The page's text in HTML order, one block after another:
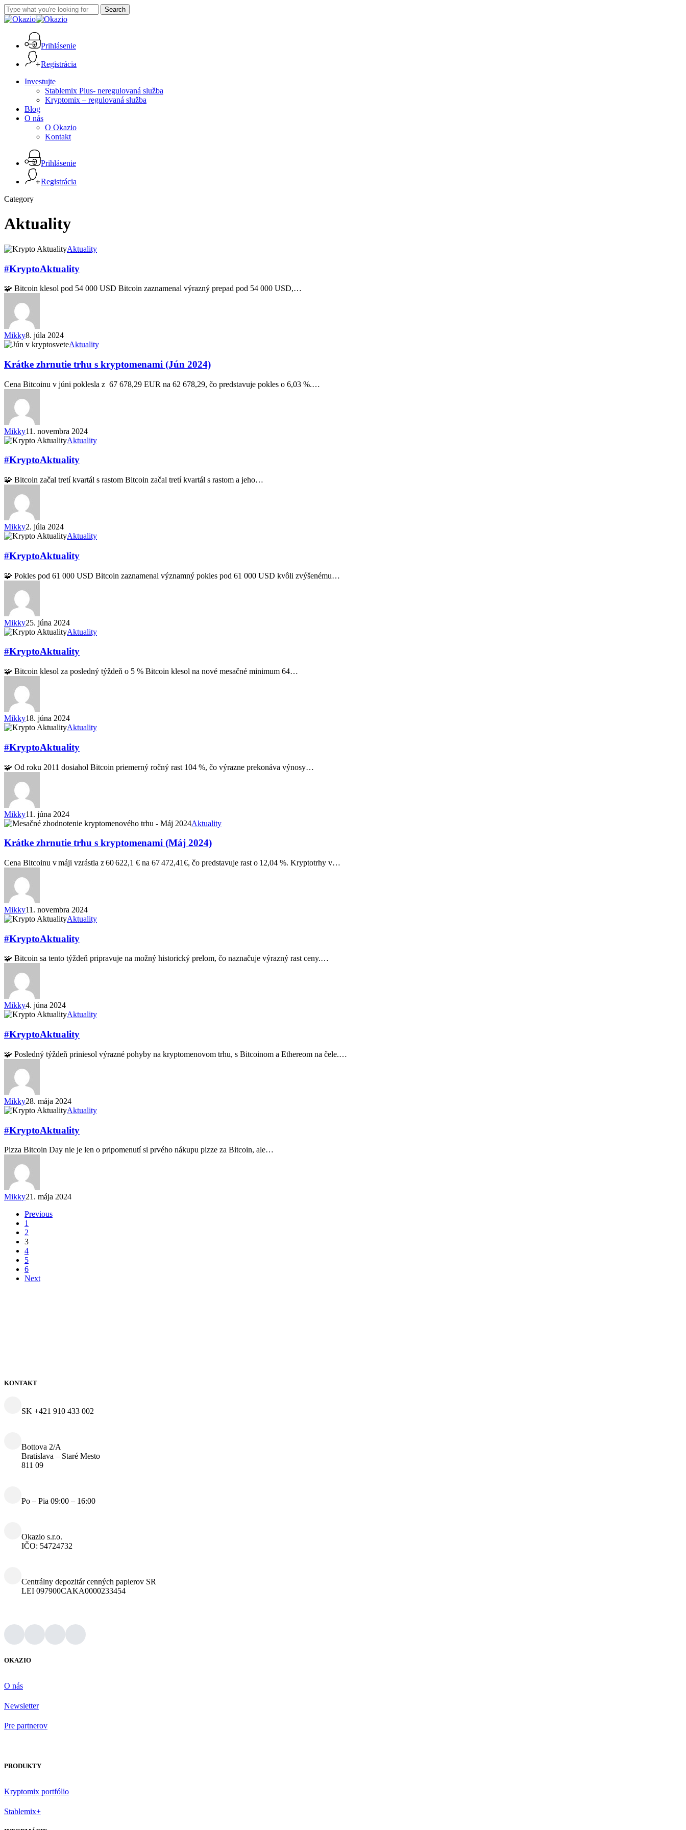
Skip
to
Search
Close
Prihlásenie
Registrácia
Menu
Investujte
Stablemix Plus- neregulovaná služba
Kryptomix – regulovaná služba
Blog
O nás
O Okazio
Kontakt
Prihlásenie
Registrácia
Category
Aktuality
#KryptoAktuality Aktuality
#KryptoAktuality
🧩 Bitcoin klesol pod 54 000 USD Bitcoin zaznamenal výrazný prepad pod 54 000 USD,…
Mikky8. júla 2024
Krátke
trhu
s
kryptomenami
(Jún
2024)
Aktuality
Krátke zhrnutie trhu s kryptomenami (Jún 2024)
Cena Bitcoinu v júni poklesla z 67 678,29 EUR na 62 678,29, čo predstavuje pokles o 6,03 %.…
Mikky11. novembra 2024
#KryptoAktuality
Aktuality
#KryptoAktuality
🧩 Bitcoin začal tretí kvartál s rastom Bitcoin začal tretí kvartál s rastom a jeho…
Mikky2. júla 2024
#KryptoAktuality
Aktuality
#KryptoAktuality
🧩 Pokles pod 61 000 USD Bitcoin zaznamenal významný pokles pod 61 000 USD kvôli zvýšenému…
Mikky25. júna 2024
#KryptoAktuality
Aktuality
#KryptoAktuality
🧩 Bitcoin klesol za posledný týždeň o 5 % Bitcoin klesol na nové mesačné minimum 64…
Mikky18. júna 2024
#KryptoAktuality
Aktuality
#KryptoAktuality
🧩 Od roku 2011 dosiahol Bitcoin priemerný ročný rast 104 %, čo výrazne prekonáva výnosy…
Mikky11. júna 2024
Krátke
trhu
kryptomenami
(Máj
2024)
Aktuality
Krátke zhrnutie trhu s kryptomenami (Máj 2024)
Cena Bitcoinu v máji vzrástla z 60 622,1 € na 67 472,41€, čo predstavuje rast o 12,04 %. Kryptotrhy v…
Mikky11. novembra 2024
#KryptoAktuality
Aktuality
#KryptoAktuality
🧩 Bitcoin sa tento týždeň pripravuje na možný historický prelom, čo naznačuje výrazný rast ceny.…
Mikky4. júna 2024
#KryptoAktuality
Aktuality
#KryptoAktuality
🧩 Posledný týždeň priniesol výrazné pohyby na kryptomenovom trhu, s Bitcoinom a Ethereom na čele.…
Mikky28. mája 2024
#KryptoAktuality
Aktuality
#KryptoAktuality
Pizza Bitcoin Day nie je len o pripomenutí si prvého nákupu pizze za Bitcoin, ale…
Mikky21. mája 2024
Previous
1
2
3
4
5
6
Next
KONTAKT
SK +421 910 433 002
Bottova 2/A
Bratislava – Staré Mesto
811 09
Po – Pia 09:00 – 16:00
Okazio s.r.o.
IČO: 54724732
Centrálny depozitár cenných papierov SR
LEI 097900CAKA0000233454
OKAZIO
O nás
Newsletter
Pre partnerov
PRODUKTY
Kryptomix portfólio
Stablemix+